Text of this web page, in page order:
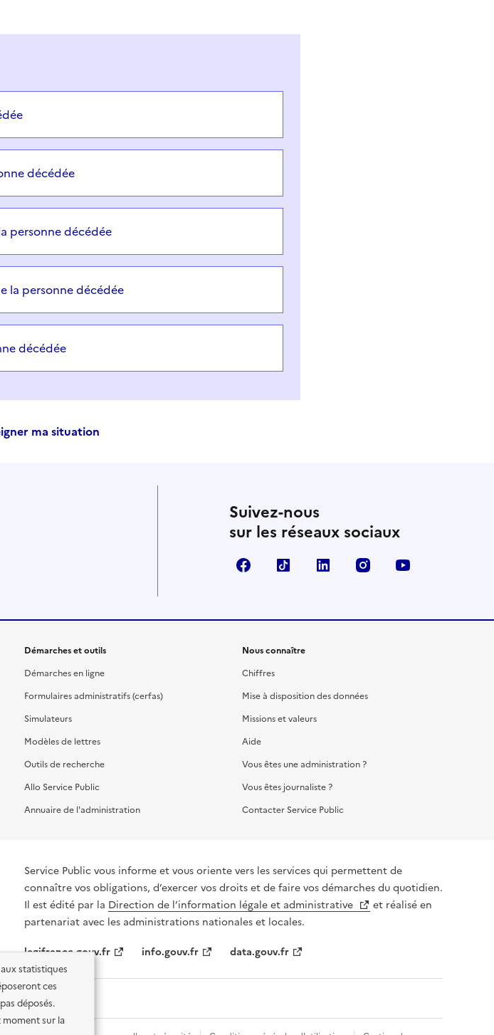
statistiques
ces
déposés.
sur la
décédée
personne décédée
la personne décédée
décédée
ma situation
Suivez-nous
sur les réseaux sociaux
FacebookTikTok LinkedIn Instagram
Démarches et outils
Démarches en ligne
Formulaires administratifs (cerfas)
Simulateurs
Modèles de lettres
Outils de recherche
Allo Service Public
Annuaire de l'administration
Nous connaître
Chiffres
Mise à disposition des données
Missions et valeurs
Aide
Vous êtes une administration ?
Vous êtes journaliste ?
Contacter Service Public
Service Public vous informe et vous oriente vers les services qui permettent de
connaître vos obligations, d’exercer vos droits et de faire vos démarches du quotidien.
Il est édité par la Direction de l’information légale et administrative
et réalisé en
partenariat avec les administrations nationales et locales.
legifrance.gouv.fr
info.gouv.fr data.gouv.fr